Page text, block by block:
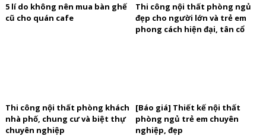
5 lí do không nên mua bàn ghế
cũ cho quán cafe
Thi công nội thất phòng ngủ
đẹp cho người lớn và trẻ em
phong cách hiện đại, tân cổ
Thi công nội thất phòng khách
nhà phố, chung cư và biệt thự
chuyên nghiệp
[Báo giá] Thiết kế nội thất
phòng ngủ trẻ em chuyên
nghiệp, đẹp